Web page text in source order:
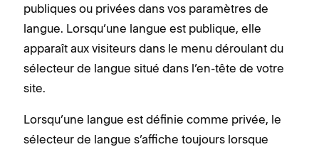
publiques ou privées dans vos paramètres de
langue. Lorsqu’une langue est publique, elle
apparaît aux visiteurs dans le menu déroulant du
sélecteur de langue situé dans l’en-tête de votre
site.
Lorsqu’une langue est définie comme privée, le
sélecteur de langue s’affiche toujours lorsque